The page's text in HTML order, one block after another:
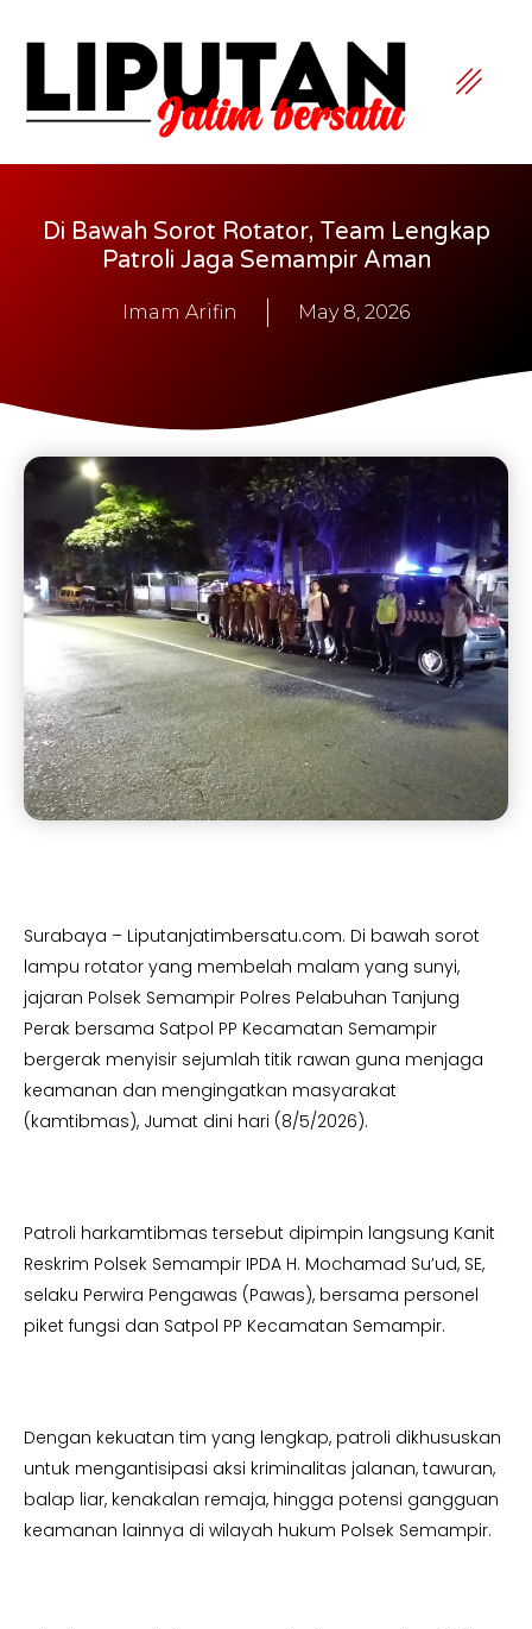
Di Bawah Sorot Rotator, Team Lengkap
Patroli Jaga Semampir Aman
Imam Arifin May 8, 2026
Surabaya – Liputanjatimbersatu.com. Di bawah sorot
lampu rotator yang membelah malam yang sunyi,
jajaran Polsek Semampir Polres Pelabuhan Tanjung
Perak bersama Satpol PP Kecamatan Semampir
bergerak menyisir sejumlah titik rawan guna menjaga
keamanan dan mengingatkan masyarakat
(kamtibmas), Jumat dini hari (8/5/2026).
Patroli harkamtibmas tersebut dipimpin langsung Kanit
Reskrim Polsek Semampir IPDA H. Mochamad Su’ud, SE,
selaku Perwira Pengawas (Pawas), bersama personel
piket fungsi dan Satpol PP Kecamatan Semampir.
Dengan kekuatan tim yang lengkap, patroli dikhususkan
untuk mengantisipasi aksi kriminalitas jalanan, tawuran,
balap liar, kenakalan remaja, hingga potensi gangguan
keamanan lainnya di wilayah hukum Polsek Semampir.